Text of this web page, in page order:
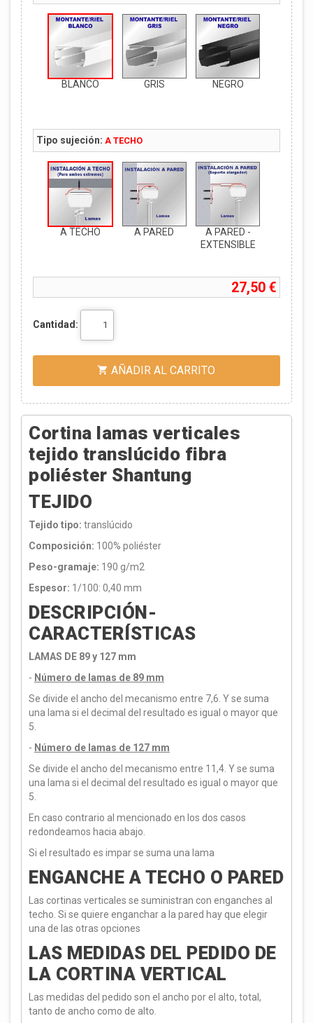
BLANCO GRIS NEGRO
Tipo sujeción: A TECHO
A TECHO A PARED
A PARED -
EXTENSIBLE
27,50 €
Cantidad:
 AÑADIR AL CARRITO
Cortina lamas verticales
tejido translúcido fibra
poliéster Shantung
TEJIDO
Tejido tipo: translúcido
Composición: 100% poliéster
Peso-gramaje: 190 g/m2
Espesor: 1/100: 0,40 mm
DESCRIPCIÓN-
CARACTERÍSTICAS
LAMAS DE 89 y 127 mm
- Número de lamas de 89 mm
Se divide el ancho del mecanismo entre 7,6. Y se suma
una lama si el decimal del resultado es igual o mayor que
5.
- Número de lamas de 127 mm
Se divide el ancho del mecanismo entre 11,4. Y se suma
una lama si el decimal del resultado es igual o mayor que
5.
En caso contrario al mencionado en los dos casos
redondeamos hacia abajo.
Si el resultado es impar se suma una lama
ENGANCHE A TECHO O PARED
Las cortinas verticales se suministran con enganches al
techo. Si se quiere enganchar a la pared hay que elegir
una de las otras opciones
LAS MEDIDAS DEL PEDIDO DE
LA CORTINA VERTICAL
Las medidas del pedido son el ancho por el alto, total,
tanto de ancho como de alto.